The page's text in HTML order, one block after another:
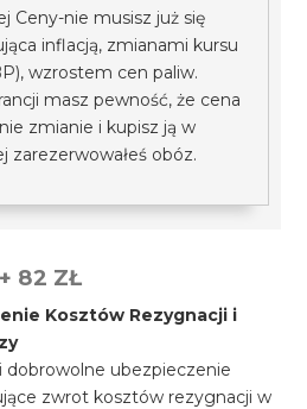
Ceny-nie musisz już się
inflacją, zmianami kursu
wzrostem cen paliw.
masz pewność, że cena
zmianie i kupisz ją w
zarezerwowałeś obóz.
82 ZŁ
Kosztów Rezygnacji i
ubezpieczenie
zwrot kosztów rezygnacji w